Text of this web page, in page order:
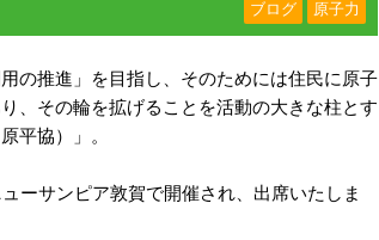
ブログ 原子力
の推進」を目指し、そのためには住民に原子
、その輪を拡げることを活動の大きな柱とす
平協）」。
ーサンピア敦賀で開催され、出席いたしま